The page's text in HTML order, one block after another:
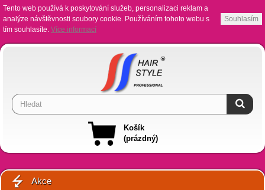
Tento web používá k poskytování služeb, personalizaci reklam a
analýze návštěvnosti soubory cookie. Používáním tohoto webu s
tím souhlasíte. Více informací
Souhlasím
Košík
(prázdný)
Akce